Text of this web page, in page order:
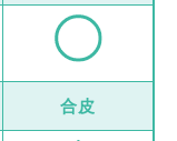
合皮